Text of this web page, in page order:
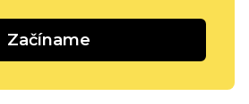
Začíname